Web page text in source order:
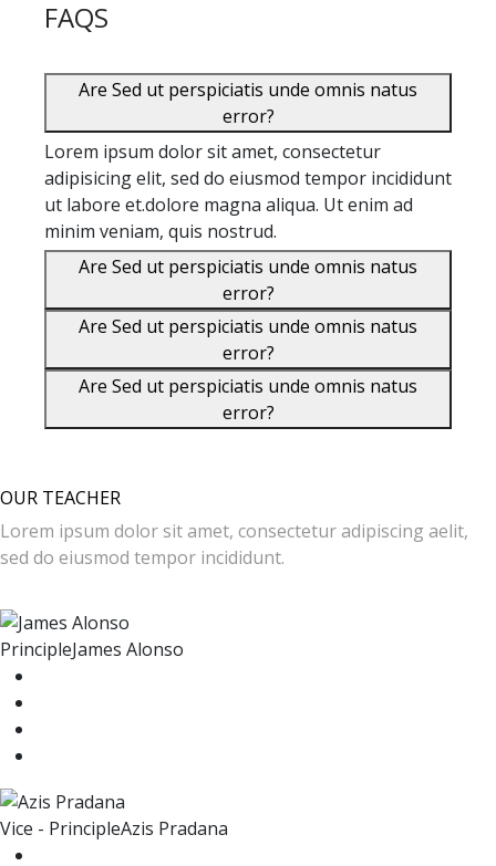
FAQS
Are Sed ut perspiciatis unde omnis natus
error?
Lorem ipsum dolor sit amet, consectetur
adipisicing elit, sed do eiusmod tempor incididunt
ut labore et.dolore magna aliqua. Ut enim ad
minim veniam, quis nostrud.
Are Sed ut perspiciatis unde omnis natus
error?
Are Sed ut perspiciatis unde omnis natus
error?
Are Sed ut perspiciatis unde omnis natus
error?
OUR TEACHER
Lorem ipsum dolor sit amet, consectetur adipiscing aelit,
sed do eiusmod tempor incididunt.
PrincipleJames Alonso
Vice - PrincipleAzis Pradana